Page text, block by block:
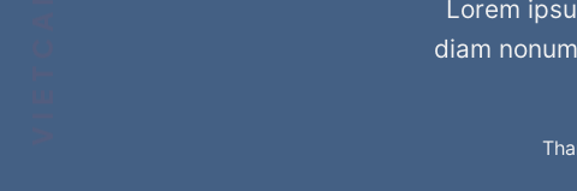
Lorem
diam